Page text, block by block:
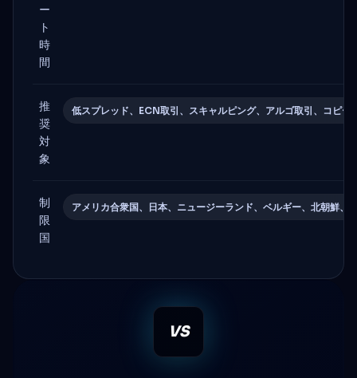
ー
ト
時
間
推
奨
対
象
低スプレッド、ECN取引、スキャルピング、アルゴ取引、コピ
制
限
国
アメリカ合衆国、日本、ニュージーランド、ベルギー、北朝鮮
VS